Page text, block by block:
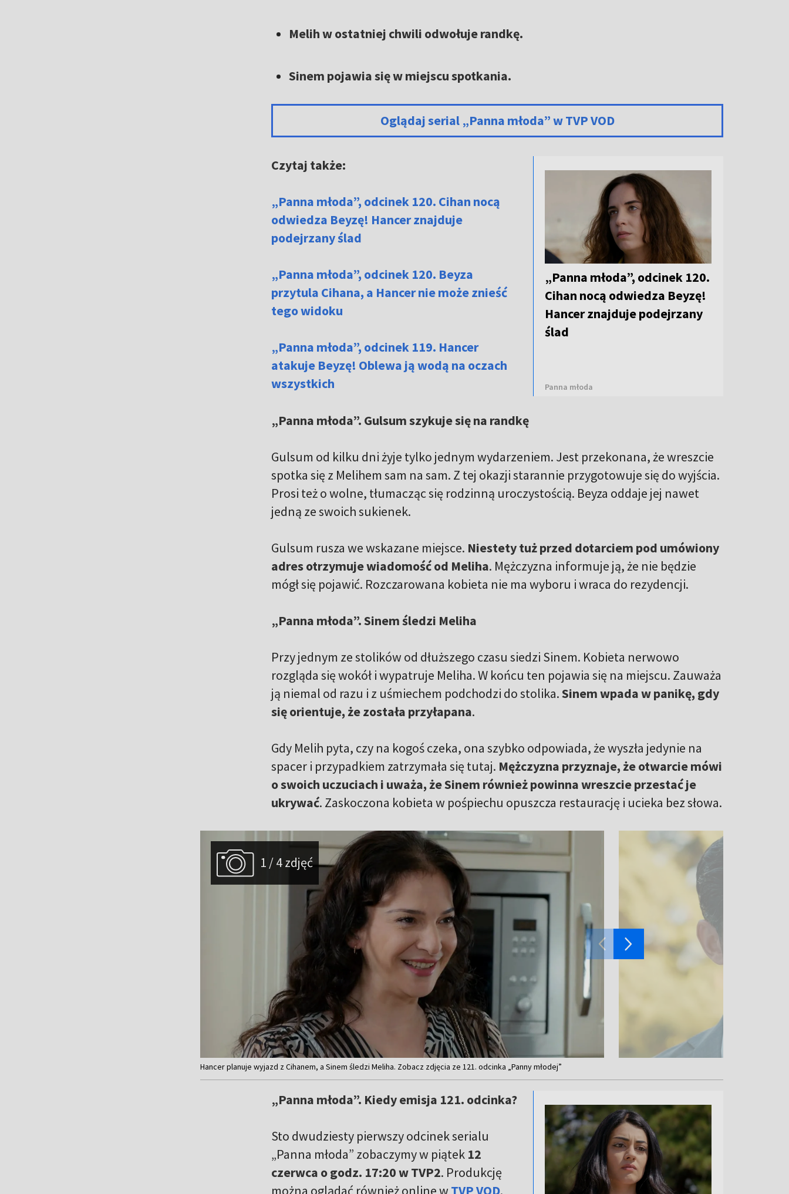
Melih w ostatniej chwili odwołuje randkę.
Sinem pojawia się w miejscu spotkania.
Oglądaj serial „Panna młoda” w TVP VOD
„Panna młoda”, odcinek 120.
Cihan nocą odwiedza Beyzę!
Hancer znajduje podejrzany
ślad
Panna młoda
Czytaj także:
„Panna młoda”, odcinek 120. Cihan nocą
odwiedza Beyzę! Hancer znajduje
podejrzany ślad
„Panna młoda”, odcinek 120. Beyza
przytula Cihana, a Hancer nie może znieść
tego widoku
„Panna młoda”, odcinek 119. Hancer
atakuje Beyzę! Oblewa ją wodą na oczach
wszystkich
„Panna młoda”. Gulsum szykuje się na randkę
Gulsum od kilku dni żyje tylko jednym wydarzeniem. Jest przekonana, że wreszcie
spotka się z Melihem sam na sam. Z tej okazji starannie przygotowuje się do wyjścia.
Prosi też o wolne, tłumacząc się rodzinną uroczystością. Beyza oddaje jej nawet
jedną ze swoich sukienek.
Gulsum rusza we wskazane miejsce. Niestety tuż przed dotarciem pod umówiony
adres otrzymuje wiadomość od Meliha. Mężczyzna informuje ją, że nie będzie
mógł się pojawić. Rozczarowana kobieta nie ma wyboru i wraca do rezydencji.
„Panna młoda”. Sinem śledzi Meliha
Przy jednym ze stolików od dłuższego czasu siedzi Sinem. Kobieta nerwowo
rozgląda się wokół i wypatruje Meliha. W końcu ten pojawia się na miejscu. Zauważa
ją niemal od razu i z uśmiechem podchodzi do stolika.Sinem wpada w panikę, gdy
się orientuje, że została przyłapana.
Gdy Melih pyta, czy na kogoś czeka, ona szybko odpowiada, że wyszła jedynie na
spacer i przypadkiem zatrzymała się tutaj. Mężczyzna przyznaje, że otwarcie mówi
o swoich uczuciach i uważa, że Sinem również powinna wreszcie przestać je
ukrywać. Zaskoczona kobieta w pośpiechu opuszcza restaurację i ucieka bez słowa.
1 / 4 zdjęć
Item
1
Hancer planuje wyjazd z Cihanem, a Sinem śledzi Meliha. Zobacz zdjęcia ze 121. odcinka „Panny młodej”
„Panna młoda”. Kiedy emisja 121. odcinka?
Sto dwudziesty pierwszy odcinek serialu
„Panna młoda” zobaczymy w piątek 12
czerwca o godz. 17:20 w TVP2. Produkcję
można oglądać również online wTVP VOD.